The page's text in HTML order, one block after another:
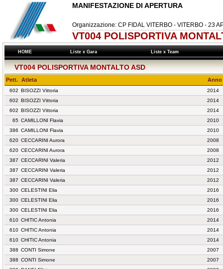
MANIFESTAZIONE DI APERTURA
Organizzazione: CP FIDAL VITERBO - VITERBO - 23
VT004 POLISPORTIVA
HOME Liste x Gara Liste x Team
VT004 POLISPORTIVA MONTALTO ASD
Pett. Atleta Anno
602 BISOZZI Vittoria
2014
602 BISOZZI Vittoria
2014
602 BISOZZI Vittoria
2014
65 CAMILLONI Flavia
2010
386 CAMILLONI Flavia
2010
620 CECCARINI Aurora
2008
620 CECCARINI Aurora
2008
387 CECCARINI Valeria
2012
387 CECCARINI Valeria
2012
387 CECCARINI Valeria
2012
300 CELESTINI Elia
2016
300 CELESTINI Elia
2016
300 CELESTINI Elia
2016
610 CHITIC Antonia
2014
610 CHITIC Antonia
2014
610 CHITIC Antonia
2014
388 CONTI Simone
2007
388 CONTI Simone
2007